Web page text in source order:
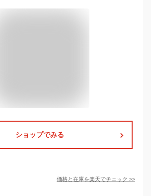
ショップでみる
価格と在庫を楽天でチェック >>